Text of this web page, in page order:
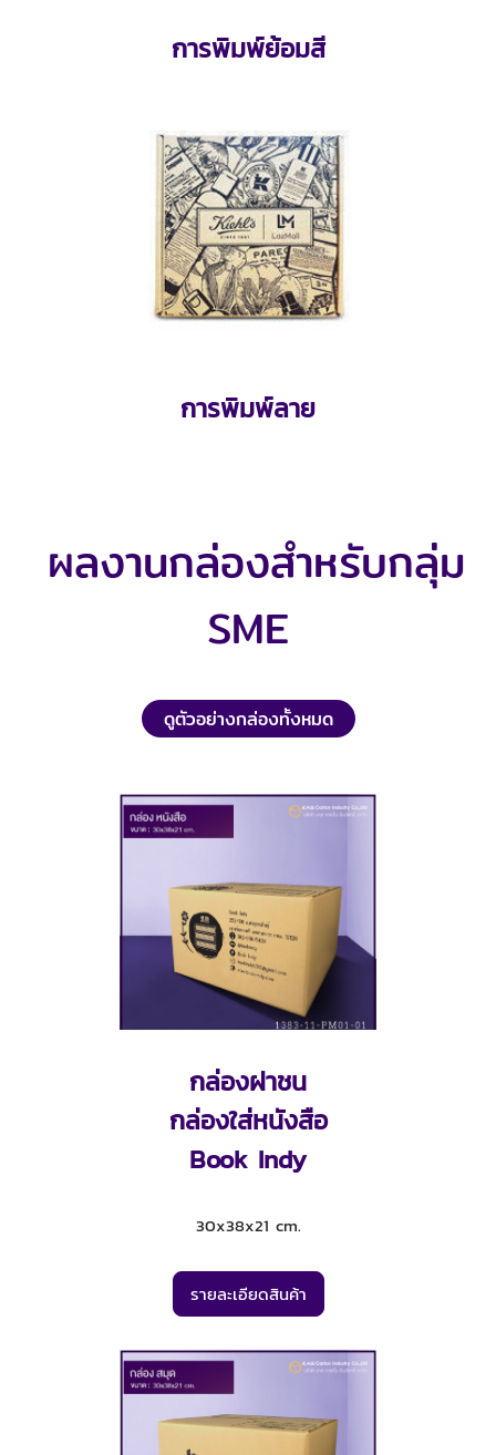
การพิมพ์ย้อมสี
การพิมพ์ลาย
ผลงานกล่องสำหรับกลุ่ม
SME
ดูตัวอย่างกล่องทั้งหมด
กล่องฝาชน
กล่องใส่หนังสือ
Book Indy
30x38x21 cm.
รายละเอียดสินค้า